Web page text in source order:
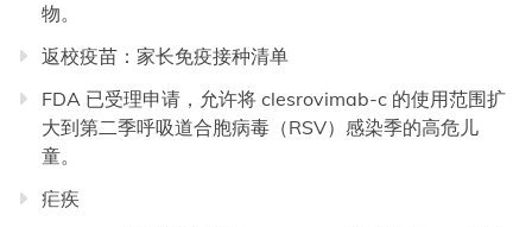
物。
返校疫苗：家长免疫接种清单
FDA 已受理申请，允许将 clesrovimab-c 的使用范围扩
大到第二季呼吸道合胞病毒（RSV）感染季的高危儿
童。
疟疾